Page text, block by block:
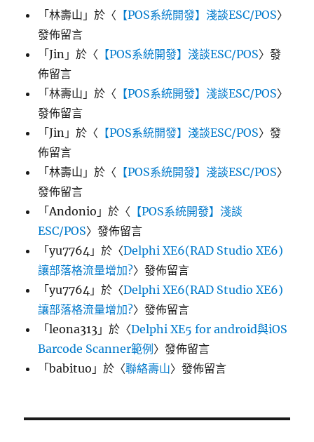
「林壽山 」於〈 【POS系統開發】淺談ESC/POS〉
發佈留言
「Jin 」於〈 【POS系統開發】淺談ESC/POS〉發
佈留言
「林壽山 」於〈 【POS系統開發】淺談ESC/POS〉
發佈留言
「Jin 」於〈 【POS系統開發】淺談ESC/POS〉發
佈留言
「林壽山 」於〈 【POS系統開發】淺談ESC/POS〉
發佈留言
「Andonio 」於〈 【POS系統開發】淺談
ESC/POS〉發佈留言
「yu7764 」於〈Delphi XE6(RAD Studio XE6)
讓部落格流量增加?〉發佈留言
「yu7764 」於〈Delphi XE6(RAD Studio XE6)
讓部落格流量增加?〉發佈留言
「leona313 」於〈Delphi XE5 for android與iOS
Barcode Scanner範例 〉發佈留言
「babituo 」於〈聯絡壽山〉發佈留言